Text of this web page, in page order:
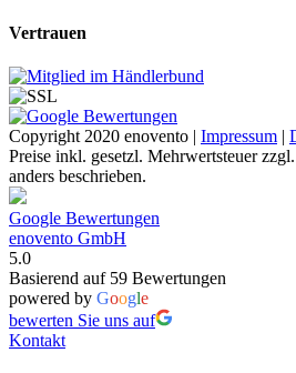
Vertrauen
Copyright 2020 enovento | Impressum |
Preise inkl. gesetzl. Mehrwertsteuer
anders beschrieben.
Google Bewertungen
enovento GmbH
5.0
Basierend auf 59 Bewertungen
powered by Google
bewerten Sie uns auf
Kontakt